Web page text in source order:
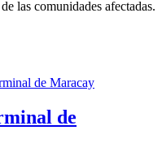
las comunidades afectadas.
de